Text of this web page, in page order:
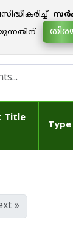
Title
Type
»